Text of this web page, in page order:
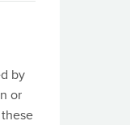
by
or